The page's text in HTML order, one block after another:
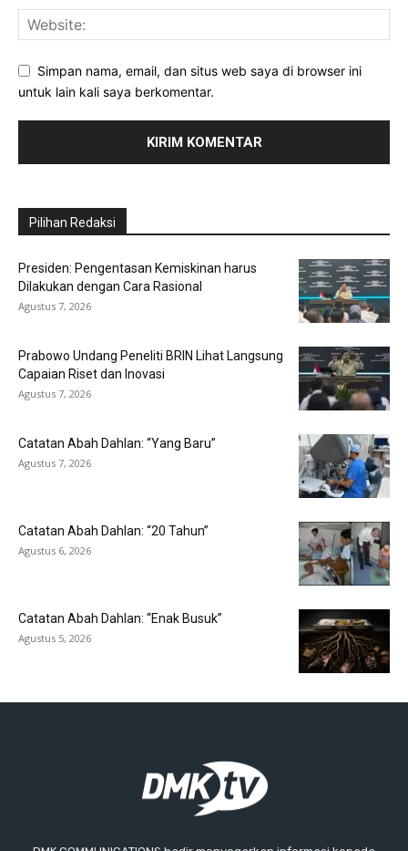
Simpan nama, email, dan situs web saya di browser ini
untuk lain kali saya berkomentar.
Pilihan Redaksi
Presiden: Pengentasan Kemiskinan harus
Dilakukan dengan Cara Rasional
Agustus 7, 2026
Prabowo Undang Peneliti BRIN Lihat Langsung
Capaian Riset dan Inovasi
Agustus 7, 2026
Catatan Abah Dahlan: “Yang Baru”
Agustus 7, 2026
Catatan Abah Dahlan: “20 Tahun”
Agustus 6, 2026
Catatan Abah Dahlan: “Enak Busuk”
Agustus 5, 2026